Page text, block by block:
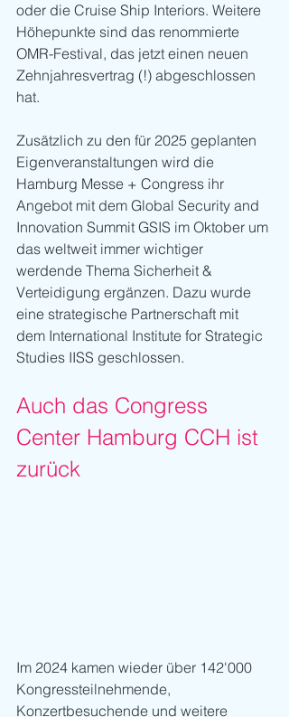
oder die Cruise Ship Interiors. Weitere
Höhepunkte sind das renommierte
OMR-Festival, das jetzt einen neuen
Zehnjahresvertrag (!) abgeschlossen
hat.
Zusätzlich zu den für 2025 geplanten
Eigenveranstaltungen wird die
Hamburg Messe + Congress ihr
Angebot mit dem Global Security and
Innovation Summit GSIS im Oktober um
das weltweit immer wichtiger
werdende Thema Sicherheit &
Verteidigung ergänzen. Dazu wurde
eine strategische Partnerschaft mit
dem International Institute for Strategic
Studies IISS geschlossen.
Auch das Congress
Center Hamburg CCH ist
zurück
Im 2024 kamen wieder über 142'000
Kongressteilnehmende,
Konzertbesuchende und weitere